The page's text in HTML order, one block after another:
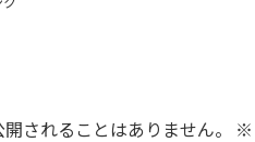
されることはありません。 ※